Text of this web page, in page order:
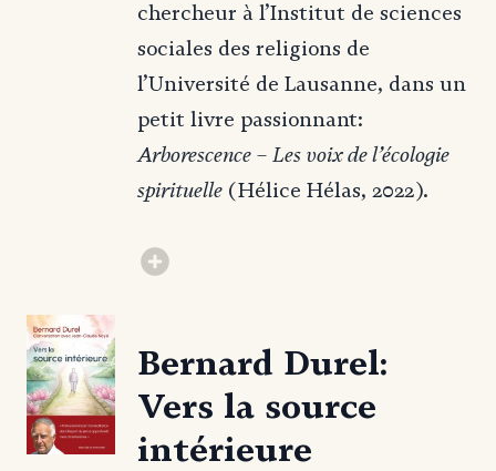
chercheur à l’Institut de sciences
sociales des religions de
l’Université de Lausanne, dans un
petit livre passionnant:
Arborescence – Les voix de l’écologie
spirituelle (Hélice Hélas, 2022).
Bernard Durel:
Vers la source
intérieure